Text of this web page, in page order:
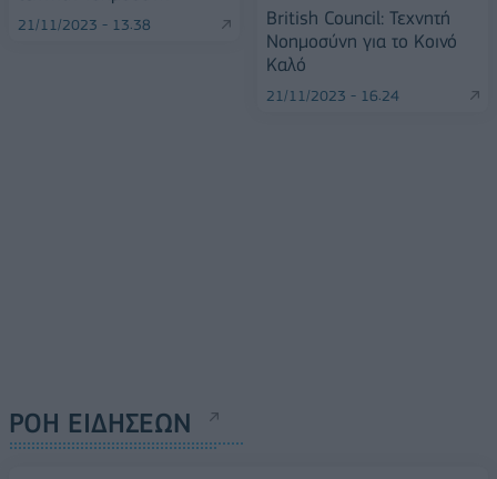
21/11/2023 - 13:38
Βritish Council: Τεχνητή
Νοημοσύνη για το Κοινό
Καλό
21/11/2023 - 16:24
ΡΟΗ ΕΙΔΗΣΕΩΝ